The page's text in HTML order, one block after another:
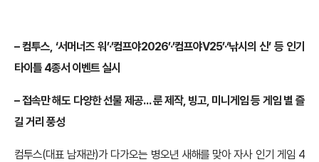
– 컴투스, ‘서머너즈 워’·’컴프야2026’·’컴프야V25’·‘낚시의 신’ 등 인기
타이틀 4종서 이벤트 실시
– 접속만 해도 다양한 선물 제공… 룬 제작, 빙고, 미니게임 등 게임 별 즐
길 거리 풍성
컴투스(대표 남재관)가 다가오는 병오년 새해를 맞아 자사 인기 게임 4